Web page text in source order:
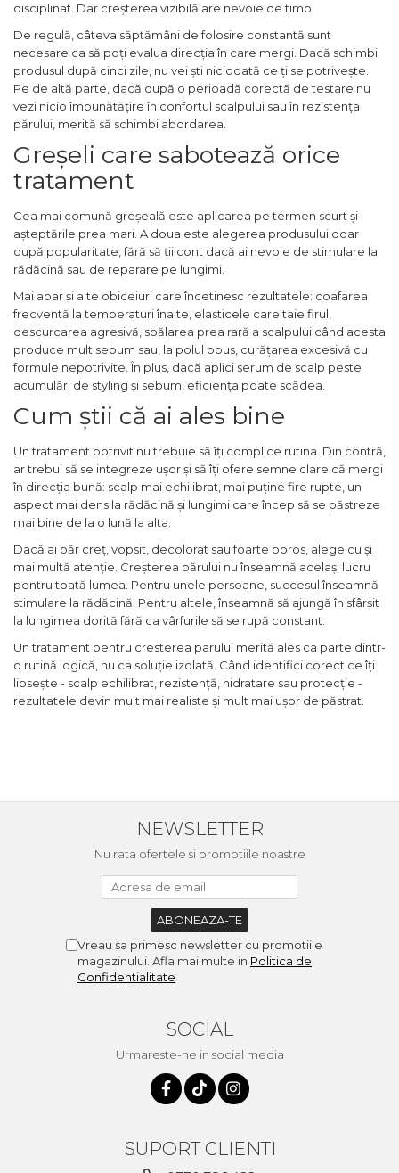
disciplinat. Dar creșterea vizibilă are nevoie de timp.
De regulă, câteva săptămâni de folosire constantă sunt
necesare ca să poți evalua direcția în care mergi. Dacă schimbi
produsul după cinci zile, nu vei ști niciodată ce ți se potrivește.
Pe de altă parte, dacă după o perioadă corectă de testare nu
vezi nicio îmbunătățire în confortul scalpului sau în rezistența
părului, merită să schimbi abordarea.
Greșeli care sabotează orice
tratament
Cea mai comună greșeală este aplicarea pe termen scurt și
așteptările prea mari. A doua este alegerea produsului doar
după popularitate, fără să ții cont dacă ai nevoie de stimulare la
rădăcină sau de reparare pe lungimi.
Mai apar și alte obiceiuri care încetinesc rezultatele: coafarea
frecventă la temperaturi înalte, elasticele care taie firul,
descurcarea agresivă, spălarea prea rară a scalpului când acesta
produce mult sebum sau, la polul opus, curățarea excesivă cu
formule nepotrivite. În plus, dacă aplici serum de scalp peste
acumulări de styling și sebum, eficiența poate scădea.
Cum știi că ai ales bine
Un tratament potrivit nu trebuie să îți complice rutina. Din contră,
ar trebui să se integreze ușor și să îți ofere semne clare că mergi
în direcția bună: scalp mai echilibrat, mai puține fire rupte, un
aspect mai dens la rădăcină și lungimi care încep să se păstreze
mai bine de la o lună la alta.
Dacă ai păr creț, vopsit, decolorat sau foarte poros, alege cu și
mai multă atenție. Creșterea părului nu înseamnă același lucru
pentru toată lumea. Pentru unele persoane, succesul înseamnă
stimulare la rădăcină. Pentru altele, înseamnă să ajungă în sfârșit
la lungimea dorită fără ca vârfurile să se rupă constant.
Un tratament pentru cresterea parului merită ales ca parte dintr-
o rutină logică, nu ca soluție izolată. Când identifici corect ce îți
lipsește - scalp echilibrat, rezistență, hidratare sau protecție -
rezultatele devin mult mai realiste și mult mai ușor de păstrat.
NEWSLETTER
Nu rata ofertele si promotiile noastre
Vreau sa primesc newsletter cu promotiile
magazinului. Afla mai multe in Politica de
Confidentialitate
SOCIAL
Urmareste-ne in social media
SUPORT CLIENTI